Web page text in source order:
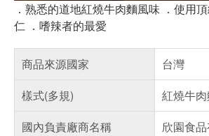
．熟悉的道地紅燒牛肉麵風味 ．使用
仁 ．嗜辣者的最愛
商品來源國家
台灣
樣式(多規)
紅燒牛
國內負責廠商名稱
欣園食